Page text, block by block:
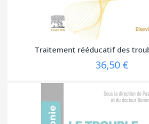
Traitement rééducatif des
36,50 €